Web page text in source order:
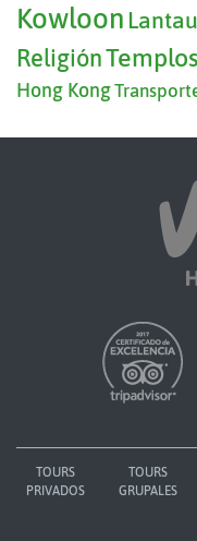
Kowloon Lantau
ReligiónTemplos
Hong Kong
TOURS
PRIVADOS
TOURS
GRUPALES